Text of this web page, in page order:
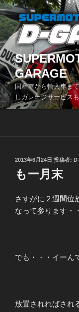
コ
ン
テ
ン
ツ
へ
ス
キ
ッ
GARAGE
国産車から輸入車ま
しガレージサービス
投
稿
日:
2013年6月24日 投稿者:
もー月末
さすがに２週間位
なって参ります・
でも・・・イーん
放置されればされ